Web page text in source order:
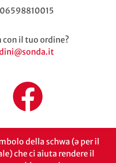
con il tuo ordine?
della schwa (ə per il
che ci aiuta rendere il